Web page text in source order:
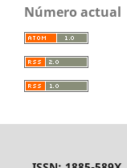
Número actual